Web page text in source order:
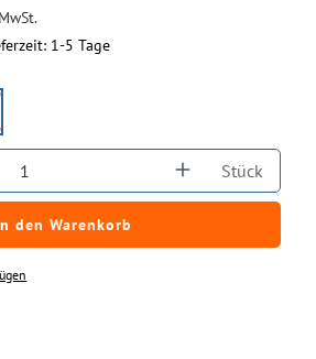
1-5 Tage
Gib den gewünschten
Stück
den Warenkorb